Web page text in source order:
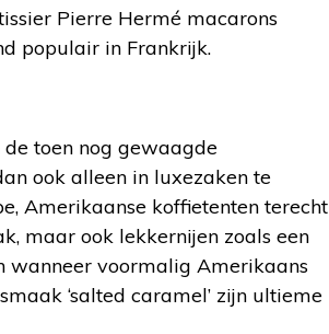
Pierre Hermé macarons
populair in Frankrijk.
toen nog gewaagde
ook alleen in luxezaken te
Amerikaanse koffietenten terecht
maar ook lekkernijen zoals een
wanneer voormalig Amerikaans
‘salted caramel’ zijn ultieme